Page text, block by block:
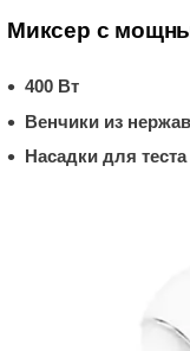
Миксер с
400 Вт
Венчики из
Насадки для теста